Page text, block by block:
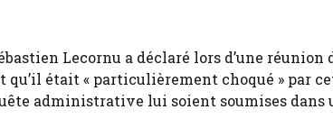
Lecornu a déclaré lors d’une réunion
qu’il était « particulièrement choqué » par
administrative lui soient soumises dans